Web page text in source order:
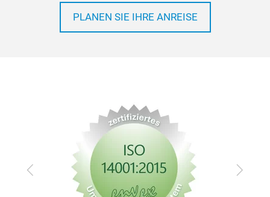
PLANEN SIE IHRE ANREISE
Zurück Vor